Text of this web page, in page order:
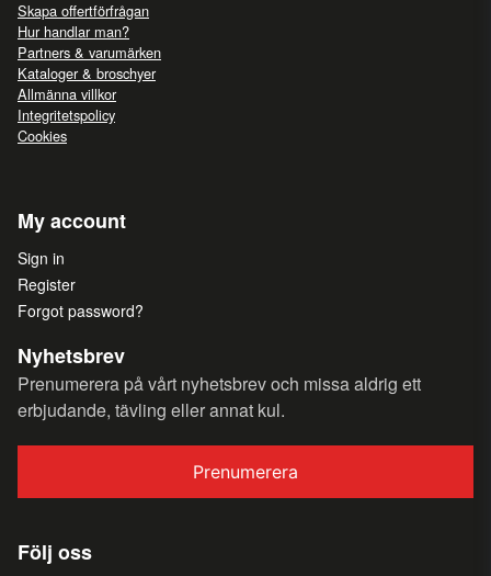
Skapa offertförfrågan
Hur handlar man?
Partners & varumärken
Kataloger & broschyer
Allmänna villkor
Integritetspolicy
Cookies
My account
Sign in
Register
Forgot password?
Nyhetsbrev
Prenumerera på vårt nyhetsbrev och missa aldrig ett
erbjudande, tävling eller annat kul.
Prenumerera
Följ oss